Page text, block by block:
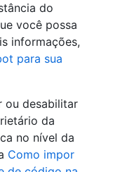
do
você possa
informações,
para sua
ou desabilitar
da
no nível da
Como impor